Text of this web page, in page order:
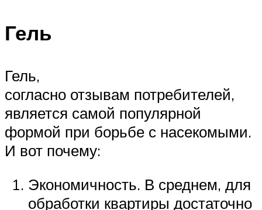
Гель
Гель,
согласно отзывам потребителей,
является самой популярной
формой при борьбе с насекомыми.
И вот почему:
Экономичность. В среднем, для
обработки квартиры достаточно